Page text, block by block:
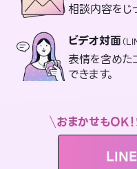
相談内容をじ
ビデオ対面（
表情を含めた
できます。
おまかせもOK